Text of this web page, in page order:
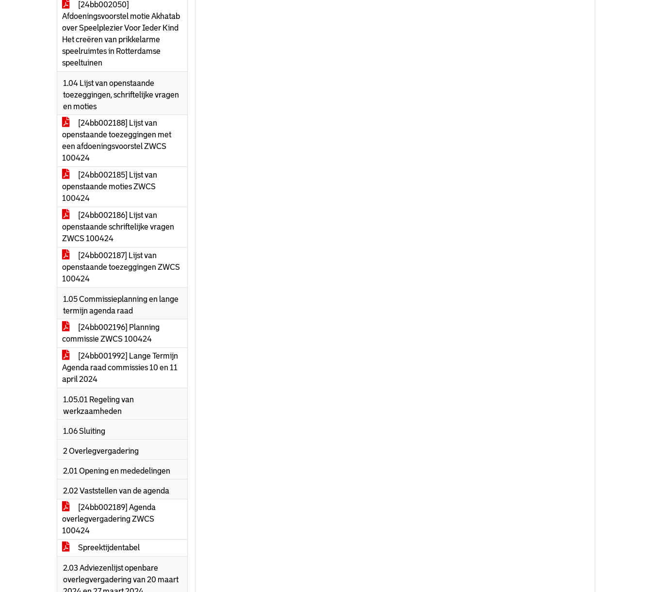
[24bb002050]
Afdoeningsvoorstel motie Akhatab
over Speelplezier Voor Ieder Kind
Het creëren van prikkelarme
speelruimtes in Rotterdamse
speeltuinen
1.04 Lijst van openstaande
toezeggingen, schriftelijke vragen
en moties
[24bb002188] Lijst van
openstaande toezeggingen met
een afdoeningsvoorstel ZWCS
100424
[24bb002185] Lijst van
openstaande moties ZWCS
100424
[24bb002186] Lijst van
openstaande schriftelijke vragen
ZWCS 100424
[24bb002187] Lijst van
openstaande toezeggingen ZWCS
100424
1.05 Commissieplanning en lange
termijn agenda raad
[24bb002196] Planning
commissie ZWCS 100424
[24bb001992] Lange Termijn
Agenda raad commissies 10 en 11
april 2024
1.05.01 Regeling van
werkzaamheden
1.06 Sluiting
2 Overlegvergadering
2.01 Opening en mededelingen
2.02 Vaststellen van de agenda
[24bb002189] Agenda
overlegvergadering ZWCS
100424
Spreektijdentabel
2.03 Adviezenlijst openbare
overlegvergadering van 20 maart